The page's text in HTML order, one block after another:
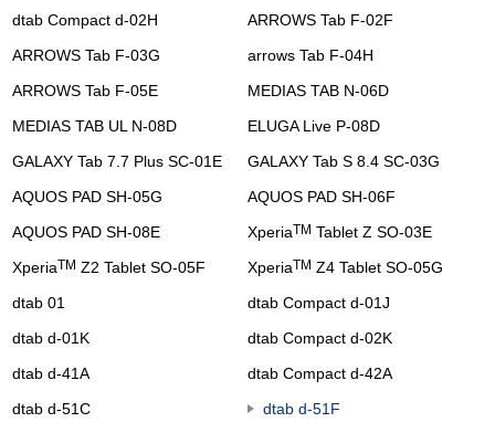
dtab Compact d-02H
ARROWS Tab F-02F
ARROWS Tab F-03G
arrows Tab F-04H
ARROWS Tab F-05E
MEDIAS TAB N-06D
MEDIAS TAB UL N-08D
ELUGA Live P-08D
GALAXY Tab 7.7 Plus SC-01E
GALAXY Tab S 8.4 SC-03G
AQUOS PAD SH-05G
AQUOS PAD SH-06F
AQUOS PAD SH-08E
XperiaTM Tablet Z SO-03E
XperiaTM Z2 Tablet SO-05F XperiaTM Z4 Tablet SO-05G
dtab 01
dtab Compact d-01J
dtab d-01K
dtab Compact d-02K
dtab d-41A
dtab Compact d-42A
dtab d-51C
dtab d-51F